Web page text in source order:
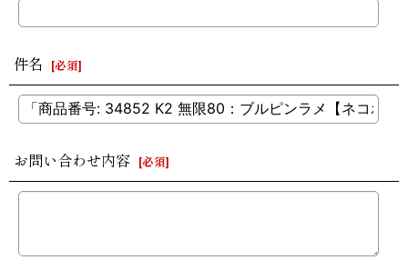
件名 [必須]
お問い合わせ内容 [必須]